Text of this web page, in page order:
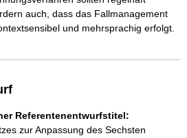
auch, dass das Fallmanagement
und mehrsprachig erfolgt.
Referentenentwurfstitel:
zur Anpassung des Sechsten